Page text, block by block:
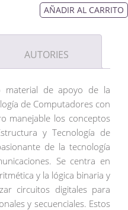
AÑADIR AL CARRITO
AUTORIES
material de apoyo de la
de Computadores con
manejable los conceptos
y Tecnología de
de la tecnología
Se centra en
y la lógica binaria y
circuitos digitales para
y secuenciales. Estos